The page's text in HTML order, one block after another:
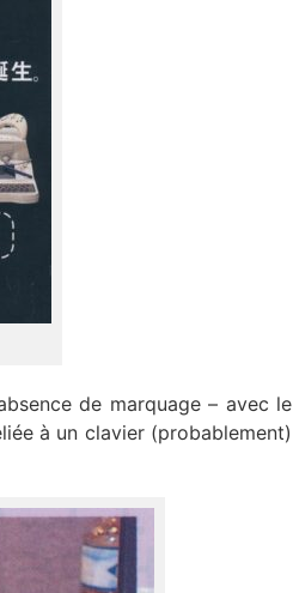
de marquage – avec le
à un clavier (probablement)